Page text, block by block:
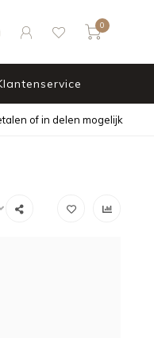
0
of in delen mogelijk